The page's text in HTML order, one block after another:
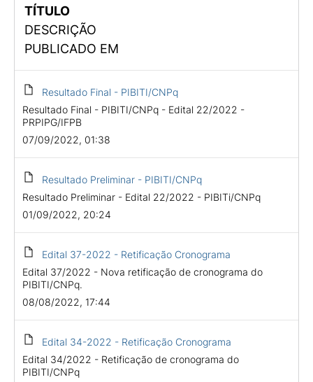
TÍTULO
DESCRIÇÃO
PUBLICADO EM
Resultado Final - PIBITI/CNPq
Resultado Final - PIBITI/CNPq - Edital 22/2022 -
PRPIPG/IFPB
07/09/2022, 01:38
Resultado Preliminar - PIBITI/CNPq
Resultado Preliminar - Edital 22/2022 - PIBITi/CNPq
01/09/2022, 20:24
Edital 37-2022 - Retificação Cronograma
Edital 37/2022 - Nova retificação de cronograma do
PIBITI/CNPq.
08/08/2022, 17:44
Edital 34-2022 - Retificação Cronograma
Edital 34/2022 - Retificação de cronograma do
PIBITI/CNPq